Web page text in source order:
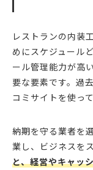
レストランの内装
めにスケジュール
ール管理能力が高
要な要素です。過
コミサイトを使っ
納期を守る業者を
業し、ビジネスを
と、経営やキャッ